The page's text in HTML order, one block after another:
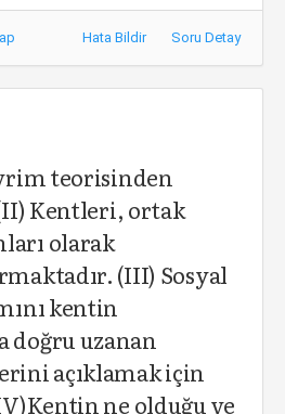
Hata Bildir Soru Detay
teorisinden
Kentleri, ortak
olarak
(III) Sosyal
kentin
doğru uzanan
açıklamak için
ne olduğu ve